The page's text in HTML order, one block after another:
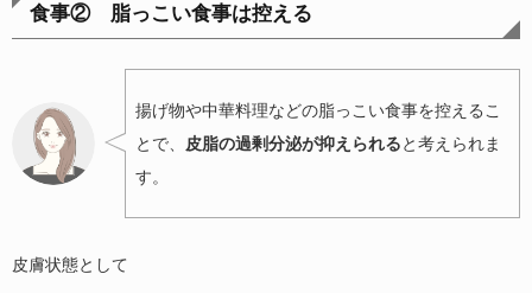
食事② 脂っこい食事は控える
揚げ物や中華料理などの脂っこい食事を控えるこ
とで、
皮脂の過剰分泌が抑えられると考えられま
す。
皮膚状態として